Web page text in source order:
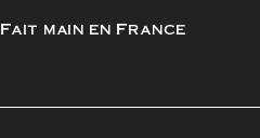
Fait main en France